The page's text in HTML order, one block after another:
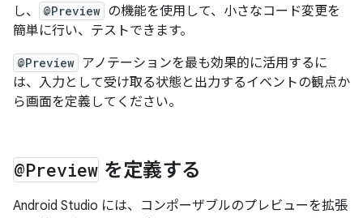
し、
@Preview の機能を使用して、小さなコード変更を
簡単に行い、テストできます。
@Preview アノテーションを最も効果的に活用するに
は、入力として受け取る状態と出力するイベントの観点か
ら画面を定義してください。
@Preview を定義する
Android Studio には、コンポーザブルのプレビューを拡張